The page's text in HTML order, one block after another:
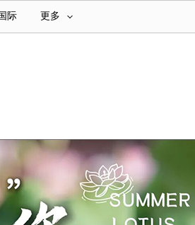
际 更多